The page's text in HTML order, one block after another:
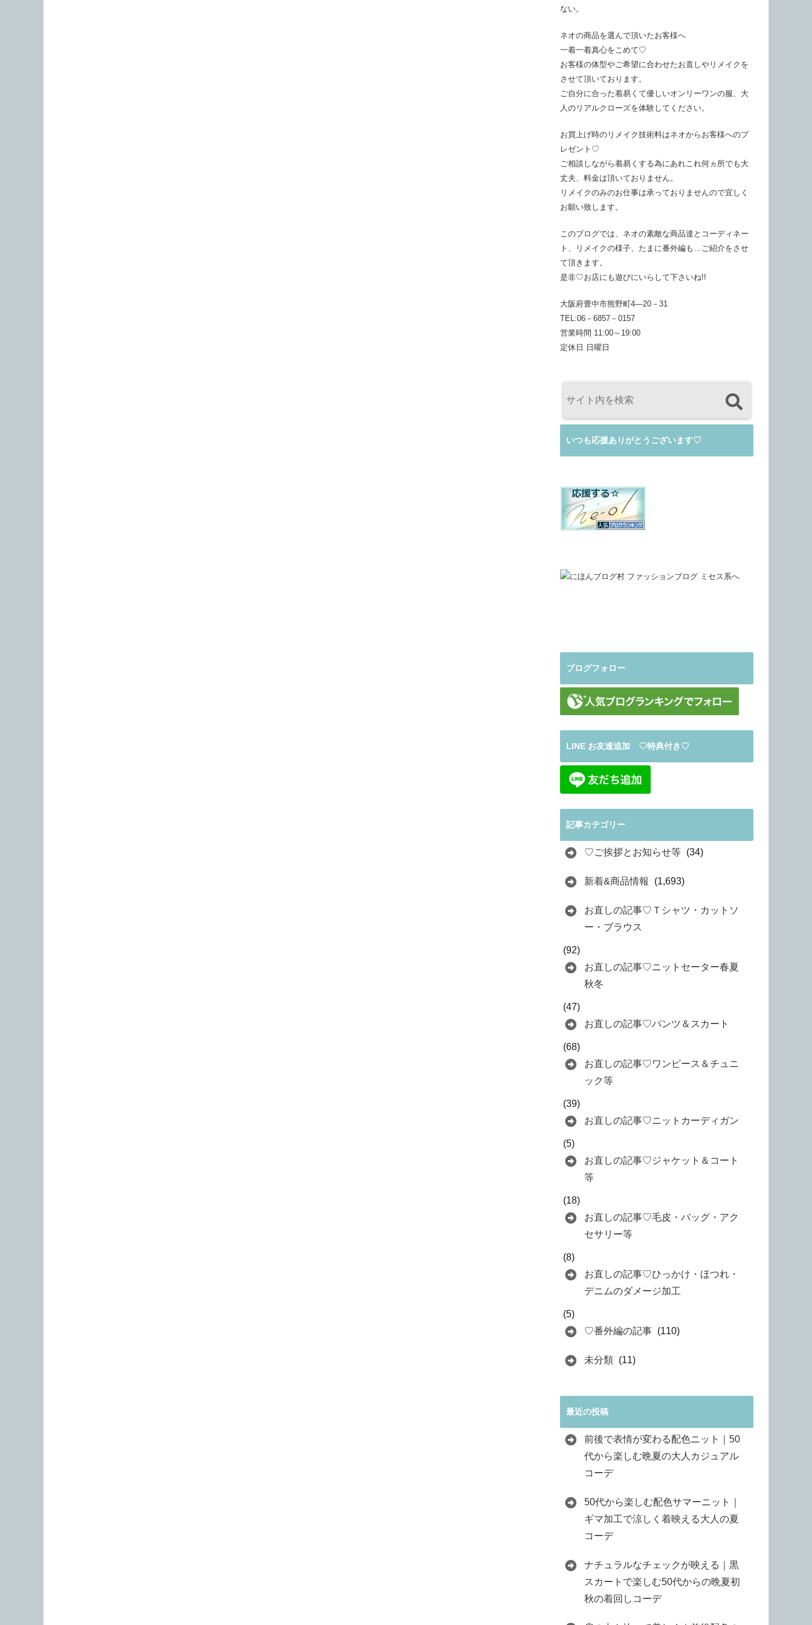
ない。
ネオの商品を選んで頂いたお客様へ
一着一着真心をこめて♡
お客様の体型やご希望に合わせたお直しやリメイクを
させて頂いております。
ご自分に合った着易くて優しいオンリーワンの服、大
人のリアルクローズを体験してください。
お買上げ時のリメイク技術料はネオからお客様へのプ
レゼント♡
ご相談しながら着易くする為にあれこれ何ヵ所でも大
丈夫、料金は頂いておりません。
リメイクのみのお仕事は承っておりませんので宜しく
お願い致します。
このブログでは、ネオの素敵な商品達とコーディネー
ト、リメイクの様子、たまに番外編も…ご紹介をさせ
て頂きます。
是非♡お店にも遊びにいらして下さいね!!
大阪府豊中市熊野町4―20－31
TEL:06－6857－0157
営業時間 11:00～19:00
定休日 日曜日
いつも応援ありがとうございます♡
ブログフォロー
LINE お友達追加 ♡特典付き♡
記事カテゴリー
♡ご挨拶とお知らせ等 (34)
新着&商品情報 (1,693)
お直しの記事♡Ｔシャツ・カットソ
ー・ブラウス
(92)
お直しの記事♡ニットセーター春夏
秋冬
(47)
お直しの記事♡パンツ＆スカート
(68)
お直しの記事♡ワンピース＆チュニ
ック等
(39)
お直しの記事♡ニットカーディガン
(5)
お直しの記事♡ジャケット＆コート
等
(18)
お直しの記事♡毛皮・バッグ・アク
セサリー等
(8)
お直しの記事♡ひっかけ・ほつれ・
デニムのダメージ加工
(5)
♡番外編の記事 (110)
未分類 (11)
最近の投稿
前後で表情が変わる配色ニット｜50
代から楽しむ晩夏の大人カジュアル
コーデ
50代から楽しむ配色サマーニット｜
ギマ加工で涼しく着映える大人の夏
コーデ
ナチュラルなチェックが映える｜黒
スカートで楽しむ50代からの晩夏初
秋の着回しコーデ